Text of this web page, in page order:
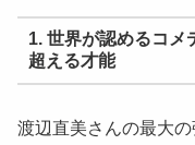
1. 世界が認めるコメ
超える才能
渡辺直美さんの最大